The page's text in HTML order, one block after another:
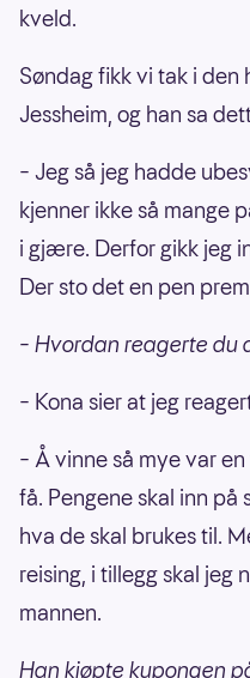
kveld.
Søndag fikk vi tak i den
Jessheim, og han sa
– Jeg så jeg hadde
kjenner ikke så mange
i gjære. Derfor gikk jeg
Der sto det en pen
– Hvordan reagerte du
– Kona sier at jeg
– Å vinne så mye var
få. Pengene skal inn på
hva de skal brukes til.
reising, i tillegg skal jeg
mannen.
Han kjøpte kupongen